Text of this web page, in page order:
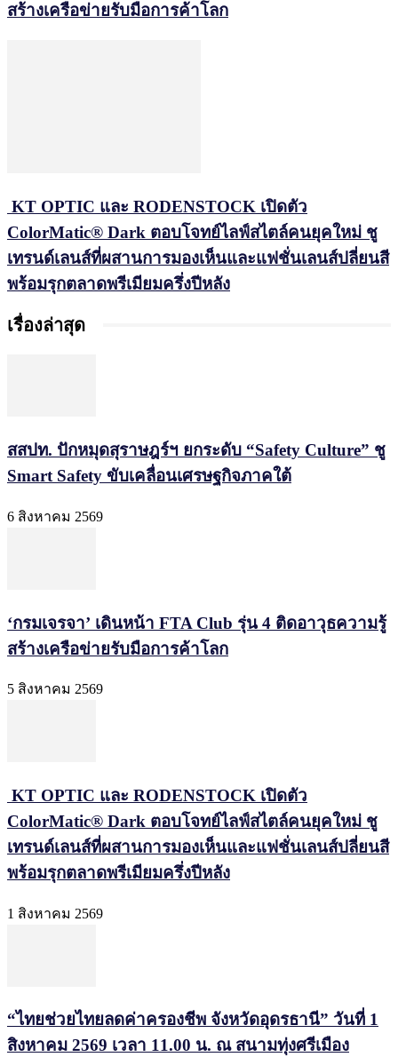
สร้างเครือข่ายรับมือการค้าโลก
KT OPTIC และ RODENSTOCK เปิดตัว
ColorMatic® Dark ตอบโจทย์ไลฟ์สไตล์คนยุคใหม่ ชู
เทรนด์เลนส์ที่ผสานการมองเห็นและแฟชั่นเลนส์ปลี่ยนสี
พร้อมรุกตลาดพรีเมียมครึ่งปีหลัง
เรื่องล่าสุด
สสปท. ปักหมุดสุราษฎร์ฯ ยกระดับ “Safety Culture” ชู
Smart Safety ขับเคลื่อนเศรษฐกิจภาคใต้
6 สิงหาคม 2569
‘กรมเจรจา’ เดินหน้า FTA Club รุ่น 4 ติดอาวุธความรู้
สร้างเครือข่ายรับมือการค้าโลก
5 สิงหาคม 2569
KT OPTIC และ RODENSTOCK เปิดตัว
ColorMatic® Dark ตอบโจทย์ไลฟ์สไตล์คนยุคใหม่ ชู
เทรนด์เลนส์ที่ผสานการมองเห็นและแฟชั่นเลนส์ปลี่ยนสี
พร้อมรุกตลาดพรีเมียมครึ่งปีหลัง
1 สิงหาคม 2569
“ไทยช่วยไทยลดค่าครองชีพ จังหวัดอุดรธานี” วันที่ 1
สิงหาคม 2569 เวลา 11.00 น. ณ สนามทุ่งศรีเมือง